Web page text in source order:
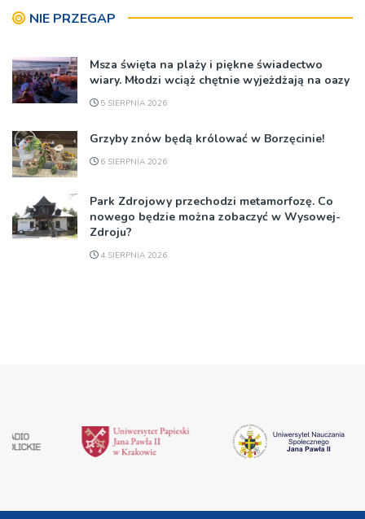
NIE PRZEGAP
Msza święta na plaży i piękne świadectwo
wiary. Młodzi wciąż chętnie wyjeżdżają na oazy
5 SIERPNIA 2026
Grzyby znów będą królować w Borzęcinie!
6 SIERPNIA 2026
Park Zdrojowy przechodzi metamorfozę. Co
nowego będzie można zobaczyć w Wysowej-
Zdroju?
4 SIERPNIA 2026